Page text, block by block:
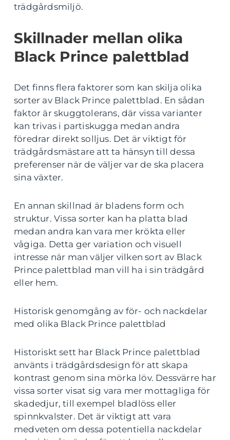
trädgårdsmiljö.
Skillnader mellan olika
Black Prince palettblad
Det finns flera faktorer som kan skilja olika
sorter av Black Prince palettblad. En sådan
faktor är skuggtolerans, där vissa varianter
kan trivas i partiskugga medan andra
föredrar direkt solljus. Det är viktigt för
trädgårdsmästare att ta hänsyn till dessa
preferenser när de väljer var de ska placera
sina växter.
En annan skillnad är bladens form och
struktur. Vissa sorter kan ha platta blad
medan andra kan vara mer krökta eller
vågiga. Detta ger variation och visuell
intresse när man väljer vilken sort av Black
Prince palettblad man vill ha i sin trädgård
eller hem.
Historisk genomgång av för- och nackdelar
med olika Black Prince palettblad
Historiskt sett har Black Prince palettblad
använts i trädgårdsdesign för att skapa
kontrast genom sina mörka löv. Dessvärre har
vissa sorter visat sig vara mer mottagliga för
skadedjur, till exempel bladlöss eller
spinnkvalster. Det är viktigt att vara
medveten om dessa potentiella nackdelar